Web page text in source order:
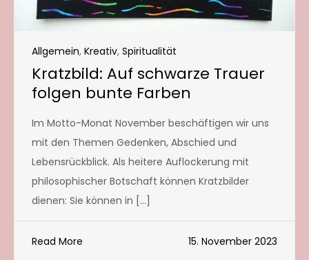
Allgemein, Kreativ, Spiritualität
Kratzbild: Auf schwarze Trauer
folgen bunte Farben
Im Motto-Monat November beschäftigen wir uns
mit den Themen Gedenken, Abschied und
Lebensrückblick. Als heitere Auflockerung mit
philosophischer Botschaft können Kratzbilder
dienen: Sie können in […]
Read More 15. November 2023